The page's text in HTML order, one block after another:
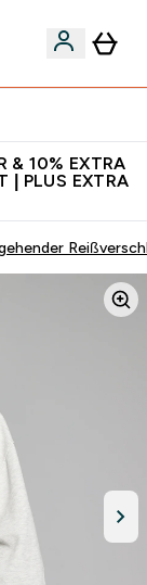
& 10% EXTRA
| PLUS EXTRA